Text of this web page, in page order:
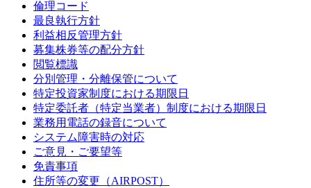
倫理コード
最良執行方針
利益相反管理方針
募集株券等の配分方針
閲覧標識
分別管理・分離保管について
特定投資家制度における期限日
特定委託者（特定当業者）制度における期限日
業務用電話の録音について
システム障害時の対応
ご意見・ご要望等
免責事項
住所等の変更（AIRPOST）